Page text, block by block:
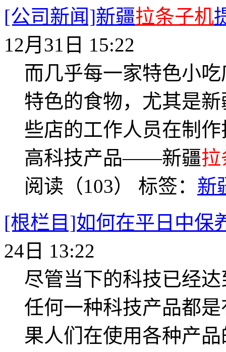
[公司新闻]新疆拉条子机
12月31日 15:22
而几乎每一家特色小
特色的食物，尤其是
些店的工作人员在制
高科技产品——新疆拉
阅读（103） 标签： 新
[根栏目]如何在平日中保
24日 13:22
尽管当下的科技已经
任何一种科技产品都
果人们在使用各种产